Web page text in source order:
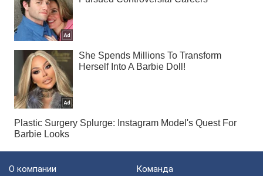
О компании Команда